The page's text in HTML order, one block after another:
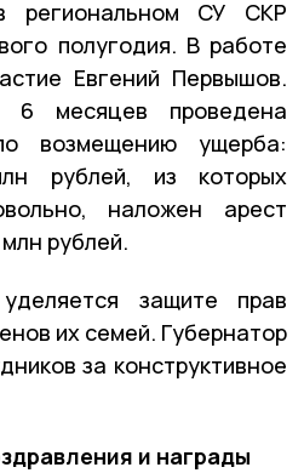
СУ СКР
полугодия. В работе
Евгений Первышов.
месяцев проведена
возмещению ущерба:
рублей, из которых
наложен арест
рублей.
защите прав
их семей. Губернатор
за конструктивное
и награды